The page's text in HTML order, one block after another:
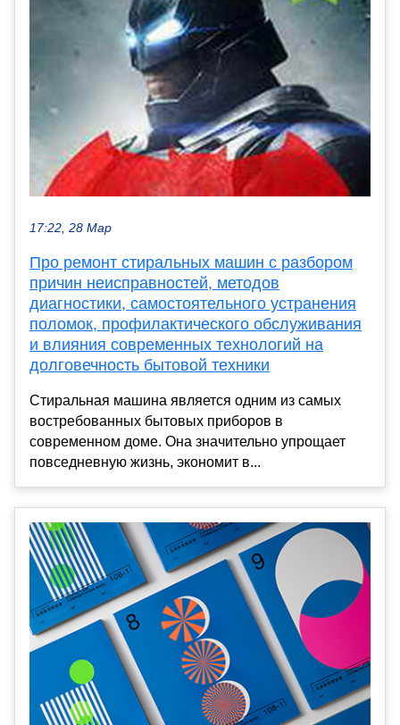
17:22, 28 Мар
Про ремонт стиральных машин с разбором
причин неисправностей, методов
диагностики, самостоятельного устранения
поломок, профилактического обслуживания
и влияния современных технологий на
долговечность бытовой техники
Стиральная машина является одним из самых
востребованных бытовых приборов в
современном доме. Она значительно упрощает
повседневную жизнь, экономит в...